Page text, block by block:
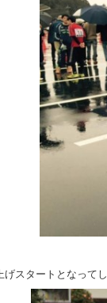
げスタートとなって